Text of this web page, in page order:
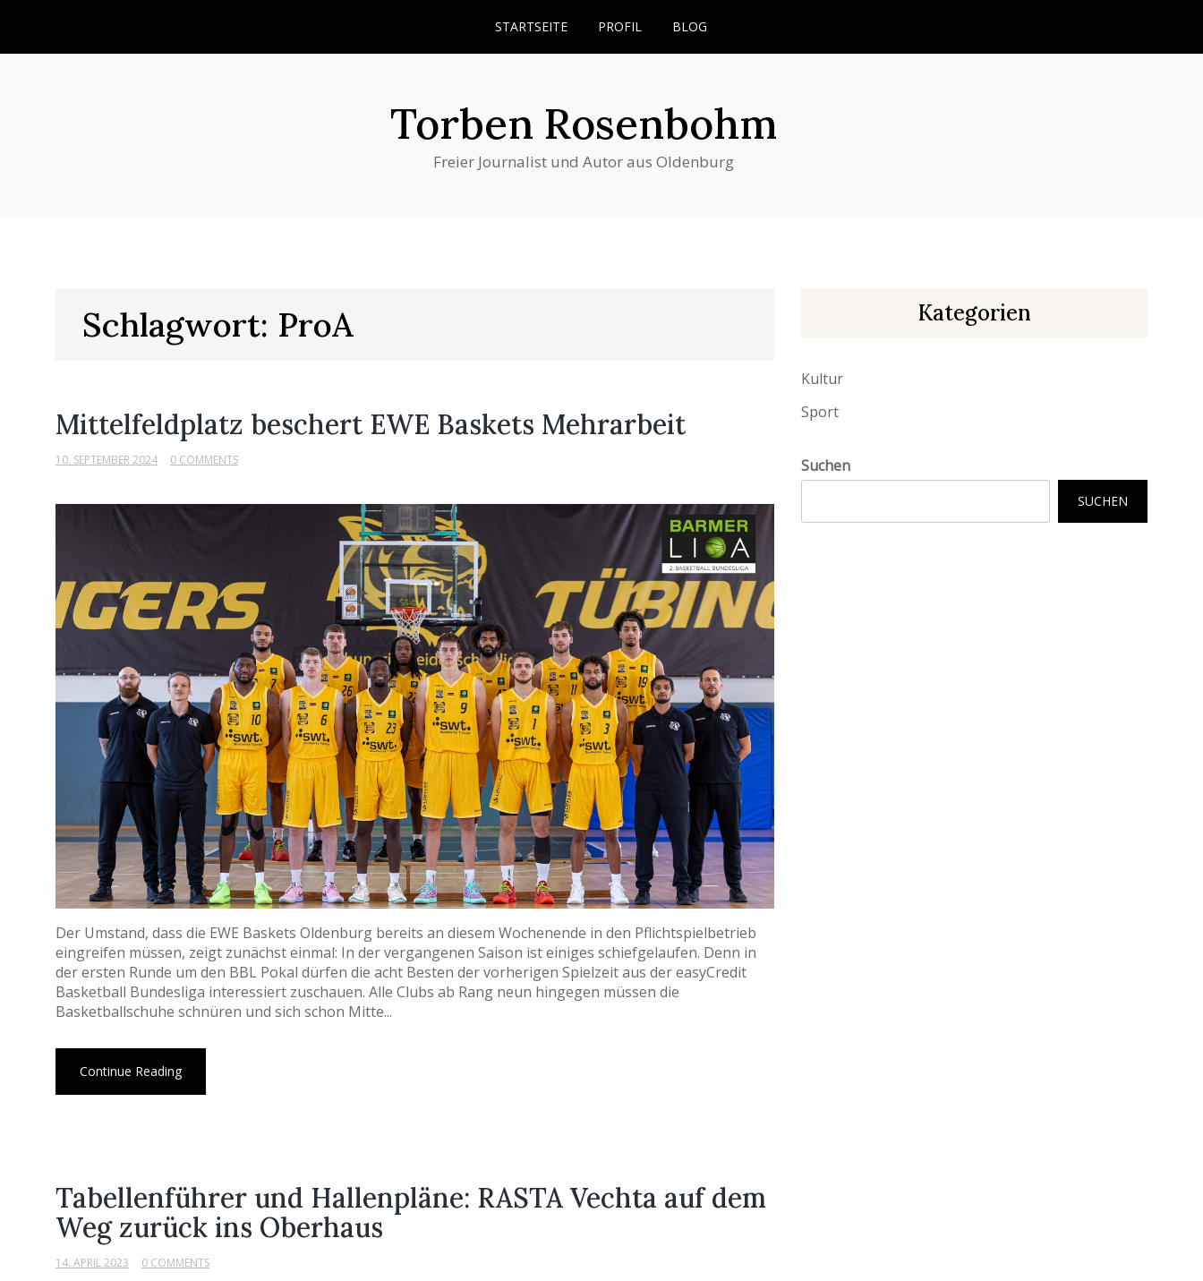
STARTSEITE PROFIL BLOG
Torben Rosenbohm
Freier Journalist und Autor aus Oldenburg
Schlagwort: ProA
Mittelfeldplatz beschert EWE Baskets Mehrarbeit
10. SEPTEMBER 2024 0 COMMENTS
Der Umstand, dass die EWE Baskets Oldenburg bereits an diesem Wochenende in den Pflichtspielbetrieb
eingreifen müssen, zeigt zunächst einmal: In der vergangenen Saison ist einiges schiefgelaufen. Denn in
der ersten Runde um den BBL Pokal dürfen die acht Besten der vorherigen Spielzeit aus der easyCredit
Basketball Bundesliga interessiert zuschauen. Alle Clubs ab Rang neun hingegen müssen die
Basketballschuhe schnüren und sich schon Mitte...
Continue Reading
Tabellenführer und Hallenpläne: RASTA Vechta auf dem
Weg zurück ins Oberhaus
14. APRIL 2023 0 COMMENTS
Kategorien
Kultur
Sport
Suchen
SUCHEN